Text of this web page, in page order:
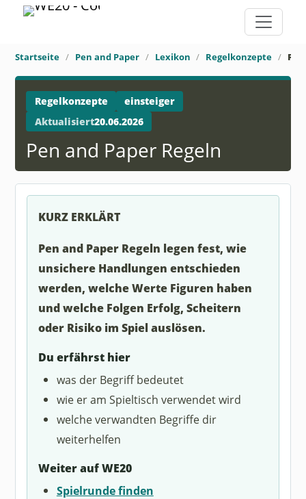
Startseite Pen and Paper Lexikon Regelkonzepte
Regelkonzepte
einsteiger
Aktualisiert20.06.2026
Pen and Paper Regeln
KURZ ERKLÄRT
Pen and Paper Regeln legen fest, wie
unsichere Handlungen entschieden
werden, welche Werte Figuren haben
und welche Folgen Erfolg, Scheitern
oder Risiko im Spiel auslösen.
Du erfährst hier
was der Begriff bedeutet
wie er am Spieltisch verwendet wird
welche verwandten Begriffe dir
weiterhelfen
Weiter auf WE20
Spielrunde finden